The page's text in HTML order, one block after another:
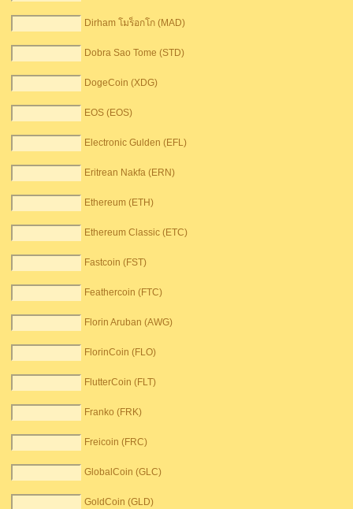
Dirham โมร็อกโก (MAD)
Dobra Sao Tome (STD)
DogeCoin (XDG)
EOS (EOS)
Electronic Gulden (EFL)
Eritrean Nakfa (ERN)
Ethereum (ETH)
Ethereum Classic (ETC)
Fastcoin (FST)
Feathercoin (FTC)
Florin Aruban (AWG)
FlorinCoin (FLO)
FlutterCoin (FLT)
Franko (FRK)
Freicoin (FRC)
GlobalCoin (GLC)
GoldCoin (GLD)